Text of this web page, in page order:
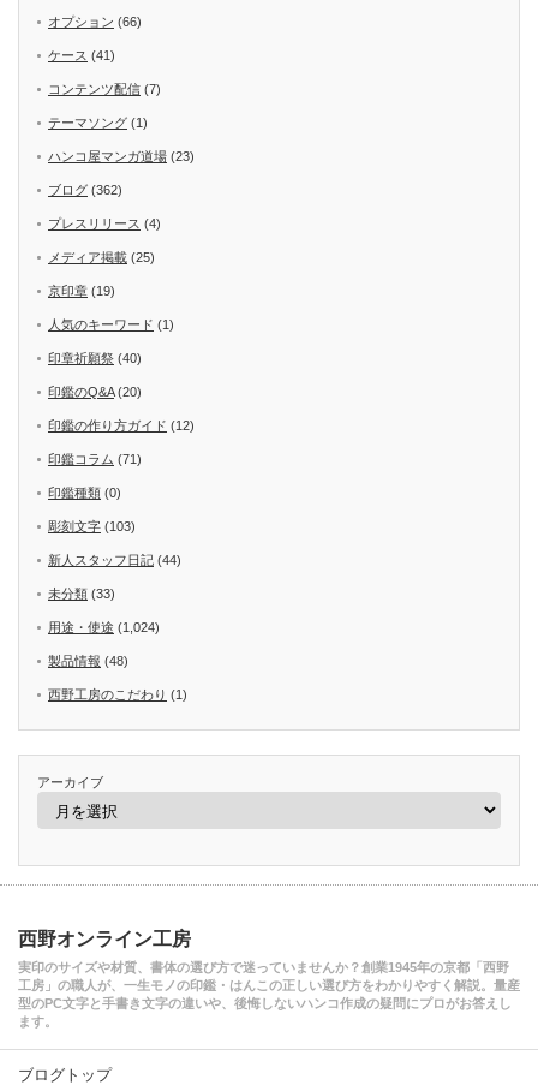
オプション (66)
ケース (41)
コンテンツ配信 (7)
テーマソング (1)
ハンコ屋マンガ道場 (23)
ブログ (362)
プレスリリース (4)
メディア掲載 (25)
京印章 (19)
人気のキーワード (1)
印章祈願祭 (40)
印鑑のQ&A(20)
印鑑の作り方ガイド (12)
印鑑コラム (71)
印鑑種類 (0)
彫刻文字 (103)
新人スタッフ日記 (44)
未分類 (33)
用途・使途 (1,024)
製品情報 (48)
西野工房のこだわり (1)
アーカイブ
西野オンライン工房
実印のサイズや材質、書体の選び方で迷っていませんか？創業1945年の京都「西野
工房」の職人が、一生モノの印鑑・はんこの正しい選び方をわかりやすく解説。量産
型のPC文字と手書き文字の違いや、後悔しないハンコ作成の疑問にプロがお答えし
ます。
ブログトップ